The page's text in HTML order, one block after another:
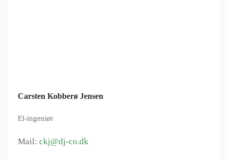
Carsten Kobberø Jensen
El-ingeniør
ckj@dj-co.dk